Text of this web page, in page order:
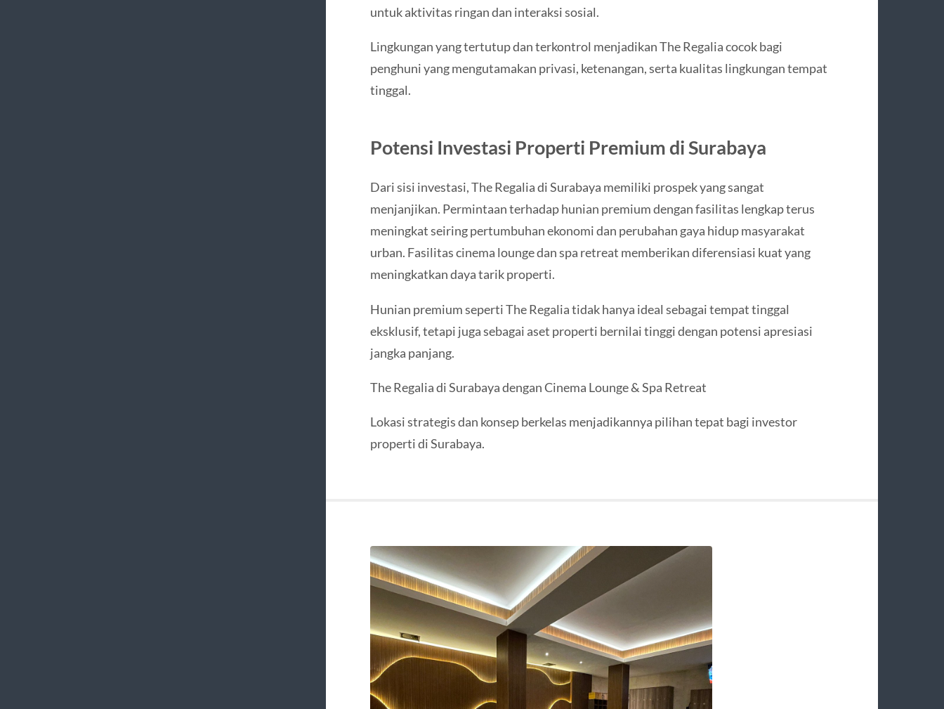
untuk aktivitas ringan dan interaksi sosial.
Lingkungan yang tertutup dan terkontrol menjadikan The Regalia cocok bagi
penghuni yang mengutamakan privasi, ketenangan, serta kualitas lingkungan tempat
tinggal.
Potensi Investasi Properti Premium di Surabaya
Dari sisi investasi, The Regalia di Surabaya memiliki prospek yang sangat
menjanjikan. Permintaan terhadap hunian premium dengan fasilitas lengkap terus
meningkat seiring pertumbuhan ekonomi dan perubahan gaya hidup masyarakat
urban. Fasilitas cinema lounge dan spa retreat memberikan diferensiasi kuat yang
meningkatkan daya tarik properti.
Hunian premium seperti The Regalia tidak hanya ideal sebagai tempat tinggal
eksklusif, tetapi juga sebagai aset properti bernilai tinggi dengan potensi apresiasi
jangka panjang.
The Regalia di Surabaya dengan Cinema Lounge & Spa Retreat
Lokasi strategis dan konsep berkelas menjadikannya pilihan tepat bagi investor
properti di Surabaya.